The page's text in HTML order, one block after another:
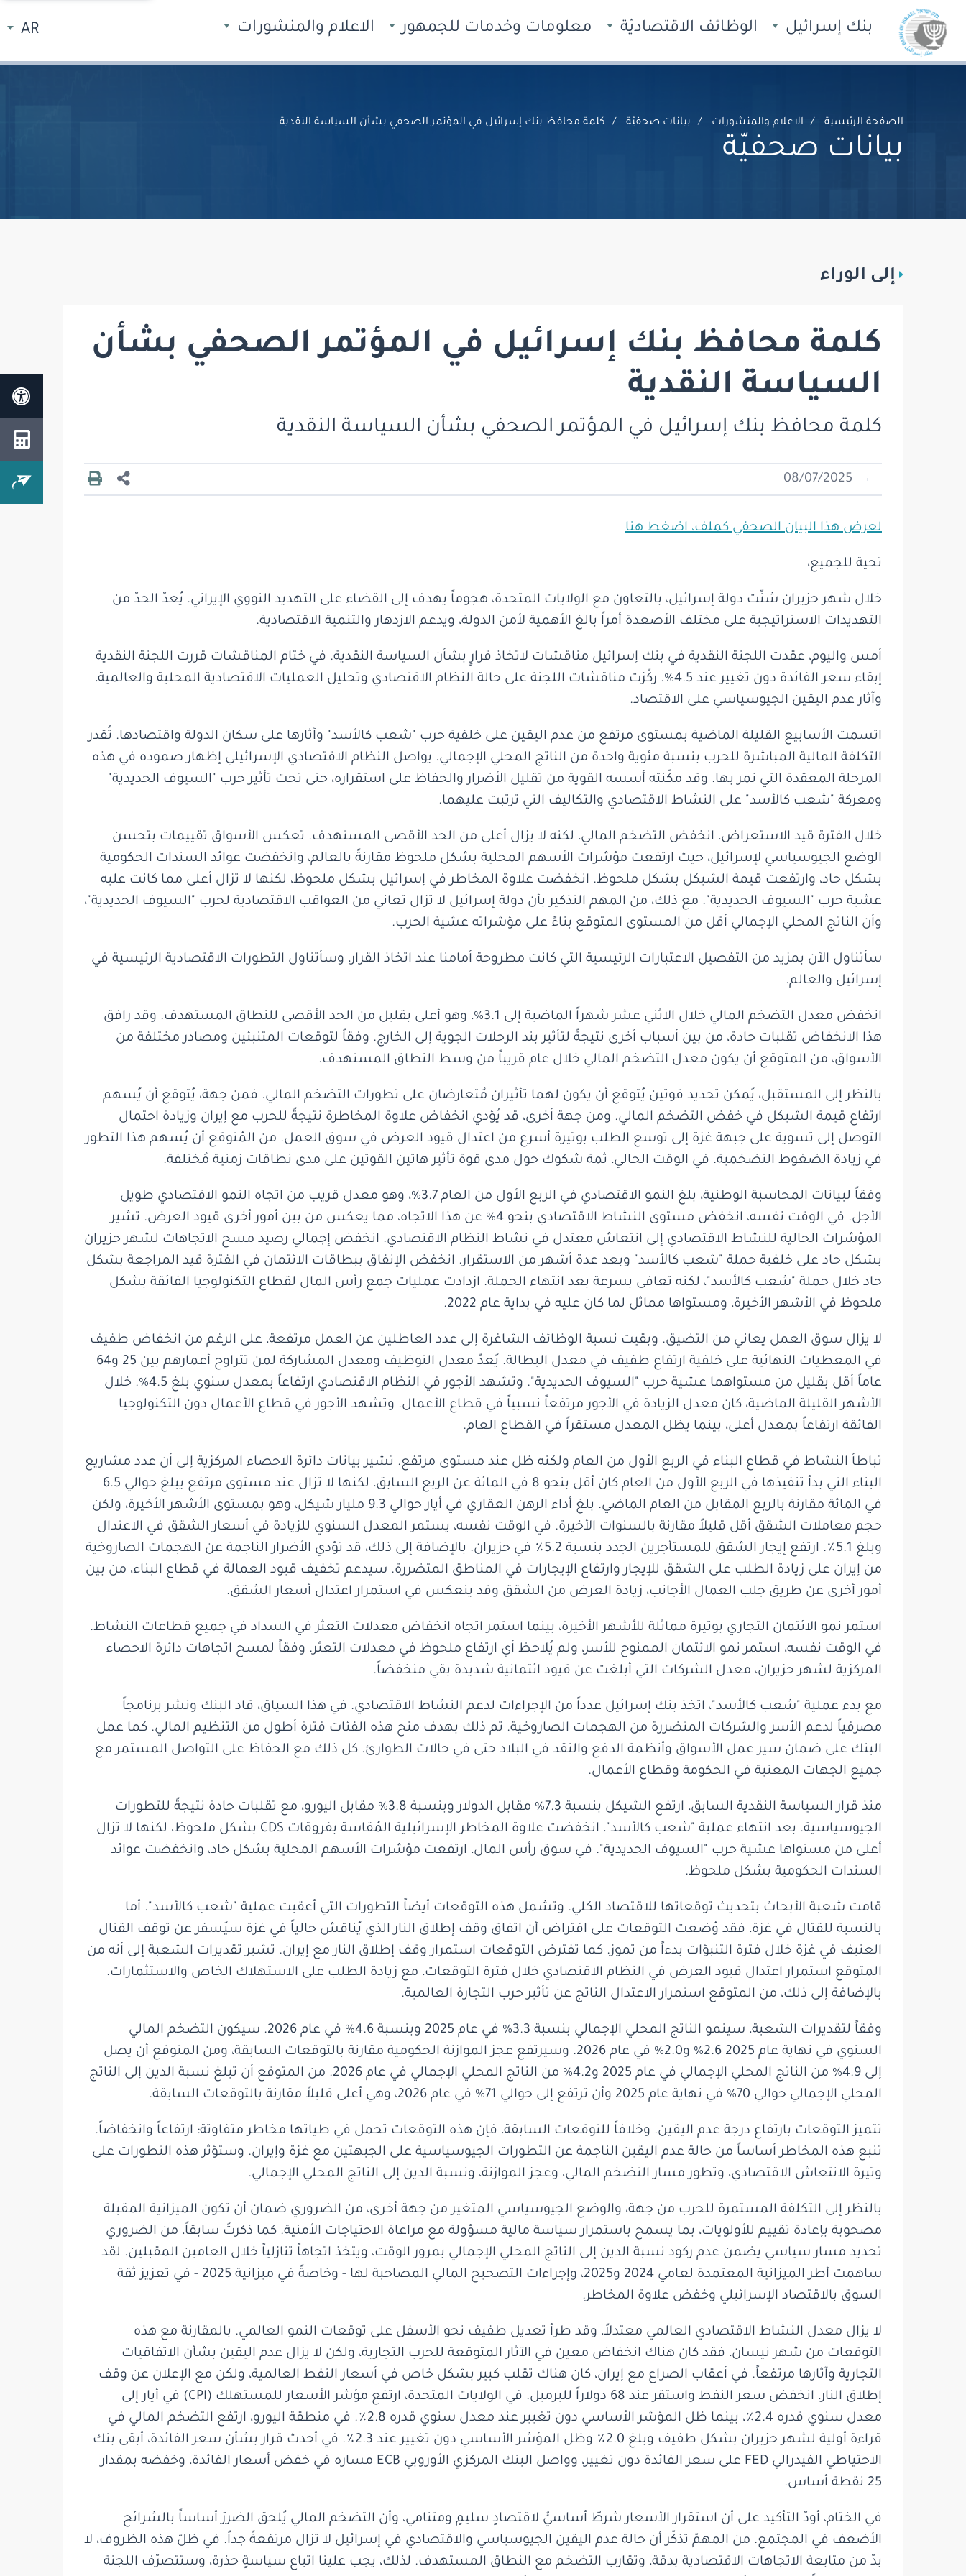
بنك إسرائيل الوظائف الاقتصاديّة معلومات وخدمات للجمهور الاعلام والمنشورات AR
الصفحة الرئيسية الاعلام والمنشورات بيانات صحفيّة كلمة محافظ بنك إسرائيل في المؤتمر الصحفي بشأن السياسة النقدية
بيانات صحفيّة
إلى الوراء
كلمة محافظ بنك إسرائيل في المؤتمر الصحفي بشأن
السياسة النقدية
كلمة محافظ بنك إسرائيل في المؤتمر الصحفي بشأن السياسة النقدية
08/07/2025
لعرض هذا البيان الصحفي كملف، اضغط هنا
تحية للجميع،
خلال شهر حزيران شنّت دولة إسرائيل، بالتعاون مع الولايات المتحدة، هجوماً يهدف إلى القضاء على التهديد النووي الإيراني. يُعدّ الحدّ من
التهديدات الاستراتيجية على مختلف الأصعدة أمراً بالغ الأهمية لأمن الدولة، ويدعم الازدهار والتنمية الاقتصادية.
أمس واليوم، عقدت اللجنة النقدية في بنك إسرائيل مناقشات لاتخاذ قرارٍ بشأن السياسة النقدية. في ختام المناقشات قررت اللجنة النقدية
إبقاء سعر الفائدة دون تغيير عند 4.5%. ركّزت مناقشات اللجنة على حالة النظام الاقتصادي وتحليل العمليات الاقتصادية المحلية والعالمية،
وآثار عدم اليقين الجيوسياسي على الاقتصاد.
اتسمت الأسابيع القليلة الماضية بمستوى مرتفع من عدم اليقين على خلفية حرب "شعب كالأسد" وآثارها على سكان الدولة واقتصادها. تُقدر
التكلفة المالية المباشرة للحرب بنسبة مئوية واحدة من الناتج المحلي الإجمالي. يواصل النظام الاقتصادي الإسرائيلي إظهار صموده في هذه
المرحلة المعقدة التي نمر بها. وقد مكّنته أسسه القوية من تقليل الأضرار والحفاظ على استقراره، حتى تحت تأثير حرب "السيوف الحديدية"
ومعركة "شعب كالأسد" على النشاط الاقتصادي والتكاليف التي ترتبت عليهما.
خلال الفترة قيد الاستعراض، انخفض التضخم المالي، لكنه لا يزال أعلى من الحد الأقصى المستهدف. تعكس الأسواق تقييمات بتحسن
الوضع الجيوسياسي لإسرائيل، حيث ارتفعت مؤشرات الأسهم المحلية بشكل ملحوظ مقارنةً بالعالم، وانخفضت عوائد السندات الحكومية
بشكل حاد، وارتفعت قيمة الشيكل بشكل ملحوظ. انخفضت علاوة المخاطر في إسرائيل بشكل ملحوظ، لكنها لا تزال أعلى مما كانت عليه
عشية حرب "السيوف الحديدية". مع ذلك، من المهم التذكير بأن دولة إسرائيل لا تزال تعاني من العواقب الاقتصادية لحرب "السيوف الحديدية"،
وأن الناتج المحلي الإجمالي أقل من المستوى المتوقع بناءً على مؤشراته عشية الحرب.
سأتناول الآن بمزيد من التفصيل الاعتبارات الرئيسية التي كانت مطروحة أمامنا عند اتخاذ القرار، وسأتناول التطورات الاقتصادية الرئيسية في
إسرائيل والعالم.
انخفض معدل التضخم المالي خلال الاثني عشر شهراً الماضية إلى 3.1%، وهو أعلى بقليل من الحد الأقصى للنطاق المستهدف. وقد رافق
هذا الانخفاض تقلبات حادة، من بين أسباب أخرى نتيجةً لتأثير بند الرحلات الجوية إلى الخارج. وفقاً لتوقعات المتنبئين ومصادر مختلفة من
الأسواق، من المتوقع أن يكون معدل التضخم المالي خلال عام قريباً من وسط النطاق المستهدف.
بالنظر إلى المستقبل، يُمكن تحديد قوتين يُتوقع أن يكون لهما تأثيران مُتعارضان على تطورات التضخم المالي. فمن جهة، يُتوقع أن يُسهم
ارتفاع قيمة الشيكل في خفض التضخم المالي. ومن جهة أخرى، قد يُؤدي انخفاض علاوة المخاطرة نتيجةً للحرب مع إيران وزيادة احتمال
التوصل إلى تسوية على جبهة غزة إلى توسع الطلب بوتيرة أسرع من اعتدال قيود العرض في سوق العمل. من المُتوقع أن يُسهم هذا التطور
في زيادة الضغوط التضخمية. في الوقت الحالي، ثمة شكوك حول مدى قوة تأثير هاتين القوتين على مدى نطاقات زمنية مُختلفة.
وفقاً لبيانات المحاسبة الوطنية، بلغ النمو الاقتصادي في الربع الأول من العام 3.7%، وهو معدل قريب من اتجاه النمو الاقتصادي طويل
الأجل. في الوقت نفسه، انخفض مستوى النشاط الاقتصادي بنحو 4% عن هذا الاتجاه، مما يعكس من بين أمور أخرى قيود العرض. تشير
المؤشرات الحالية للنشاط الاقتصادي إلى انتعاش معتدل في نشاط النظام الاقتصادي. انخفض إجمالي رصيد مسح الاتجاهات لشهر حزيران
بشكل حاد على خلفية حملة "شعب كالأسد" وبعد عدة أشهر من الاستقرار. انخفض الإنفاق ببطاقات الائتمان في الفترة قيد المراجعة بشكل
حاد خلال حملة "شعب كالأسد"، لكنه تعافى بسرعة بعد انتهاء الحملة. ازدادت عمليات جمع رأس المال لقطاع التكنولوجيا الفائقة بشكل
ملحوظ في الأشهر الأخيرة، ومستواها مماثل لما كان عليه في بداية عام 2022.
لا يزال سوق العمل يعاني من التضيق. وبقيت نسبة الوظائف الشاغرة إلى عدد العاطلين عن العمل مرتفعة، على الرغم من انخفاض طفيف
في المعطيات النهائية على خلفية ارتفاع طفيف في معدل البطالة. يُعدّ معدل التوظيف ومعدل المشاركة لمن تتراوح أعمارهم بين 25 و64
عاماً أقل بقليل من مستواهما عشية حرب "السيوف الحديدية". وتشهد الأجور في النظام الاقتصادي ارتفاعاً بمعدل سنوي بلغ 4.5%. خلال
الأشهر القليلة الماضية، كان معدل الزيادة في الأجور مرتفعاً نسبياً في قطاع الأعمال. وتشهد الأجور في قطاع الأعمال دون التكنولوجيا
الفائقة ارتفاعاً بمعدل أعلى، بينما يظل المعدل مستقراً في القطاع العام.
تباطأ النشاط في قطاع البناء في الربع الأول من العام ولكنه ظل عند مستوى مرتفع. تشير بيانات دائرة الاحصاء المركزية إلى أن عدد مشاريع
البناء التي بدأ تنفيذها في الربع الأول من العام كان أقل بنحو 8 في المائة عن الربع السابق، لكنها لا تزال عند مستوى مرتفع يبلغ حوالي 6.5
في المائة مقارنة بالربع المقابل من العام الماضي. بلغ أداء الرهن العقاري في أيار حوالي 9.3 مليار شيكل، وهو بمستوى الأشهر الأخيرة، ولكن
حجم معاملات الشقق أقل قليلاً مقارنة بالسنوات الأخيرة. في الوقت نفسه، يستمر المعدل السنوي للزيادة في أسعار الشقق في الاعتدال
وبلغ 5.1٪. ارتفع إيجار الشقق للمستأجرين الجدد بنسبة 5.2٪ في حزيران. بالإضافة إلى ذلك، قد تؤدي الأضرار الناجمة عن الهجمات الصاروخية
من إيران على زيادة الطلب على الشقق للإيجار وارتفاع الإيجارات في المناطق المتضررة. سيدعم تخفيف قيود العمالة في قطاع البناء، من بين
أمور أخرى عن طريق جلب العمال الأجانب، زيادة العرض من الشقق وقد ينعكس في استمرار اعتدال أسعار الشقق.
استمر نمو الائتمان التجاري بوتيرة مماثلة للأشهر الأخيرة، بينما استمر اتجاه انخفاض معدلات التعثر في السداد في جميع قطاعات النشاط.
في الوقت نفسه، استمر نمو الائتمان الممنوح للأسر، ولم يُلاحظ أي ارتفاع ملحوظ في معدلات التعثر. وفقاً لمسح اتجاهات دائرة الاحصاء
المركزية لشهر حزيران، معدل الشركات التي أبلغت عن قيود ائتمانية شديدة بقي منخفضاً.
مع بدء عملية "شعب كالأسد"، اتخذ بنك إسرائيل عدداً من الإجراءات لدعم النشاط الاقتصادي. في هذا السياق، قاد البنك ونشر برنامجاً
مصرفياً لدعم الأسر والشركات المتضررة من الهجمات الصاروخية. تم ذلك بهدف منح هذه الفئات فترة أطول من التنظيم المالي. كما عمل
البنك على ضمان سير عمل الأسواق وأنظمة الدفع والنقد في البلاد حتى في حالات الطوارئ. كل ذلك مع الحفاظ على التواصل المستمر مع
جميع الجهات المعنية في الحكومة وقطاع الأعمال.
منذ قرار السياسة النقدية السابق، ارتفع الشيكل بنسبة 7.3% مقابل الدولار وبنسبة 3.8% مقابل اليورو، مع تقلبات حادة نتيجةً للتطورات
الجيوسياسية. بعد انتهاء عملية "شعب كالأسد"، انخفضت علاوة المخاطر الإسرائيلية المُقاسة بفروقات CDS بشكل ملحوظ، لكنها لا تزال
أعلى من مستواها عشية حرب "السيوف الحديدية". في سوق رأس المال، ارتفعت مؤشرات الأسهم المحلية بشكل حاد، وانخفضت عوائد
السندات الحكومية بشكل ملحوظ.
قامت شعبة الأبحاث بتحديث توقعاتها للاقتصاد الكلي. وتشمل هذه التوقعات أيضاً التطورات التي أعقبت عملية "شعب كالأسد". أما
بالنسبة للقتال في غزة، فقد وُضعت التوقعات على افتراض أن اتفاق وقف إطلاق النار الذي يُناقش حالياً في غزة سيُسفر عن توقف القتال
العنيف في غزة خلال فترة التنبؤات بدءاً من تموز. كما تفترض التوقعات استمرار وقف إطلاق النار مع إيران. تشير تقديرات الشعبة إلى أنه من
المتوقع استمرار اعتدال قيود العرض في النظام الاقتصادي خلال فترة التوقعات، مع زيادة الطلب على الاستهلاك الخاص والاستثمارات.
بالإضافة إلى ذلك، من المتوقع استمرار الاعتدال الناتج عن تأثير حرب التجارة العالمية.
وفقاً لتقديرات الشعبة، سينمو الناتج المحلي الإجمالي بنسبة 3.3% في عام 2025 وبنسبة 4.6% في عام 2026. سيكون التضخم المالي
السنوي في نهاية عام 2025 2.6% و2.0% في عام 2026. وسيرتفع عجز الموازنة الحكومية مقارنة بالتوقعات السابقة، ومن المتوقع أن يصل
إلى 4.9% من الناتج المحلي الإجمالي في عام 2025 و4.2% من الناتج المحلي الإجمالي في عام 2026. من المتوقع أن تبلغ نسبة الدين إلى الناتج
المحلي الإجمالي حوالي 70% في نهاية عام 2025 وأن ترتفع إلى حوالي 71% في عام 2026، وهي أعلى قليلاً مقارنة بالتوقعات السابقة.
تتميز التوقعات بارتفاع درجة عدم اليقين. وخلافاً للتوقعات السابقة، فإن هذه التوقعات تحمل في طياتها مخاطر متفاوتة: ارتفاعاً وانخفاضاً.
تنبع هذه المخاطر أساساً من حالة عدم اليقين الناجمة عن التطورات الجيوسياسية على الجبهتين مع غزة وإيران. وستؤثر هذه التطورات على
وتيرة الانتعاش الاقتصادي، وتطور مسار التضخم المالي، وعجز الموازنة، ونسبة الدين إلى الناتج المحلي الإجمالي.
بالنظر إلى التكلفة المستمرة للحرب من جهة، والوضع الجيوسياسي المتغير من جهة أخرى، من الضروري ضمان أن تكون الميزانية المقبلة
مصحوبة بإعادة تقييم للأولويات، بما يسمح باستمرار سياسة مالية مسؤولة مع مراعاة الاحتياجات الأمنية. كما ذكرتُ سابقاً، من الضروري
تحديد مسار سياسي يضمن عدم ركود نسبة الدين إلى الناتج المحلي الإجمالي بمرور الوقت، ويتخذ اتجاهاً تنازلياً خلال العامين المقبلين. لقد
ساهمت أطر الميزانية المعتمدة لعامي 2024 و2025، وإجراءات التصحيح المالي المصاحبة لها - وخاصةً في ميزانية 2025 - في تعزيز ثقة
السوق بالاقتصاد الإسرائيلي وخفض علاوة المخاطر.
لا يزال معدل النشاط الاقتصادي العالمي معتدلاً، وقد طرأ تعديل طفيف نحو الأسفل على توقعات النمو العالمي. بالمقارنة مع هذه
التوقعات من شهر نيسان، فقد كان هناك انخفاض معين في الآثار المتوقعة للحرب التجارية، ولكن لا يزال عدم اليقين بشأن الاتفاقيات
التجارية وآثارها مرتفعاً. في أعقاب الصراع مع إيران، كان هناك تقلب كبير بشكل خاص في أسعار النفط العالمية، ولكن مع الإعلان عن وقف
إطلاق النار، انخفض سعر النفط واستقر عند 68 دولاراً للبرميل. في الولايات المتحدة، ارتفع مؤشر الأسعار للمستهلك (CPI) في أيار إلى
معدل سنوي قدره 2.4٪، بينما ظل المؤشر الأساسي دون تغيير عند معدل سنوي قدره 2.8٪. في منطقة اليورو، ارتفع التضخم المالي في
قراءة أولية لشهر حزيران بشكل طفيف وبلغ 2.0٪ وظل المؤشر الأساسي دون تغيير عند 2.3٪. في أحدث قرار بشأن سعر الفائدة، أبقى بنك
الاحتياطي الفيدرالي FED على سعر الفائدة دون تغيير، وواصل البنك المركزي الأوروبي ECB مساره في خفض أسعار الفائدة، وخفضه بمقدار
25 نقطة أساس.
في الختام، أودّ التأكيد على أن استقرار الأسعار شرطٌ أساسيٌّ لاقتصادٍ سليمٍ ومتنامي، وأن التضخم المالي يُلحق الضررَ أساساً بالشرائح
الأضعف في المجتمع. من المهمّ تذكّر أن حالة عدم اليقين الجيوسياسي والاقتصادي في إسرائيل لا تزال مرتفعةً جداً. في ظلّ هذه الظروف، لا
بدّ من متابعة الاتجاهات الاقتصادية بدقة، وتقارب التضخم مع النطاق المستهدف. لذلك، يجب علينا اتباع سياسةٍ حذرة، وستتصرّف اللجنة